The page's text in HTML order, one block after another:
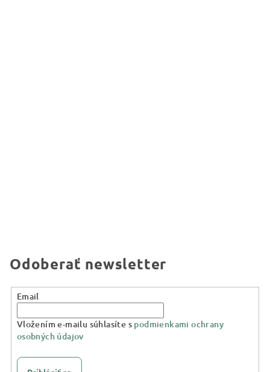
Odoberať newsletter
Email
Vložením e-mailu súhlasíte s podmienkami ochrany
osobných údajov